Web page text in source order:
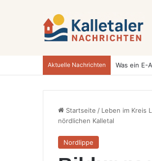
Aktuelle Nachrichten
Startseite / Leben im Kreis
nördlichen Kalletal
Nordlippe